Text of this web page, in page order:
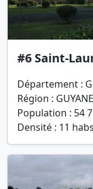
#6 Saint-
Département :
Région : GUYANE
Population : 54
Densité : 11